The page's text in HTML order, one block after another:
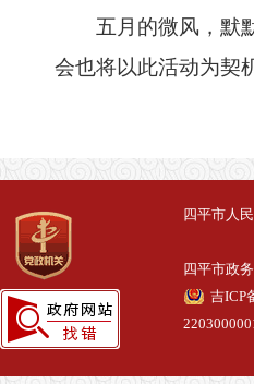
五月的微风，默默
会也将以此活动为契
四平市人
四平市政
吉ICP